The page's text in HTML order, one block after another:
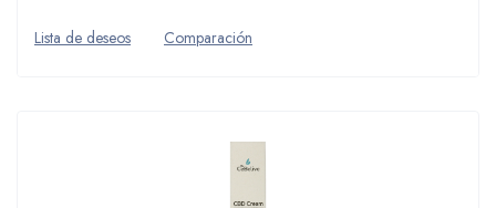
Lista de deseos Comparación